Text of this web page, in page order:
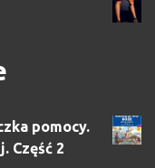
pomocy.
Część 2